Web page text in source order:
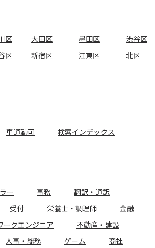
区 大田区 墨田区
渋谷区
区 新宿区 江東区
北区
車通勤可 検索インデックス
ー 事務
翻訳・通訳
受付 栄養士・調理師
金融
ークエンジニア
不動産・建設
人事・総務 ゲーム
商社